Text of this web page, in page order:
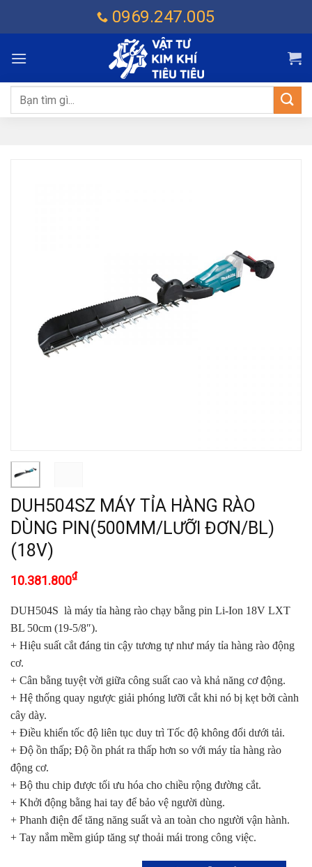
dung
0969.247.005
Tìm
kiếm:
DUH504SZ MÁY TỈA HÀNG RÀO
DÙNG PIN(500MM/LƯỠI ĐƠN/BL)
(18V)
10.381.800₫
DUH504S là máy tỉa hàng rào chạy bằng pin Li-Ion 18V LXT
BL 50cm (19-5/8″).
+ Hiệu suất cắt đáng tin cậy tương tự như máy tỉa hàng rào động
cơ.
+ Cân bằng tuyệt vời giữa công suất cao và khả năng cơ động.
+ Hệ thống quay ngược giải phóng lưỡi cắt khi nó bị kẹt bởi cành
cây dày.
+ Điều khiển tốc độ liên tục duy trì Tốc độ không đổi dưới tải.
+ Độ ồn thấp; Độ ồn phát ra thấp hơn so với máy tỉa hàng rào
động cơ.
+ Bộ thu chip được tối ưu hóa cho chiều rộng đường cắt.
+ Khởi động bằng hai tay để bảo vệ người dùng.
+ Phanh điện để tăng năng suất và an toàn cho người vận hành.
+ Tay nắm mềm giúp tăng sự thoải mái trong công việc.